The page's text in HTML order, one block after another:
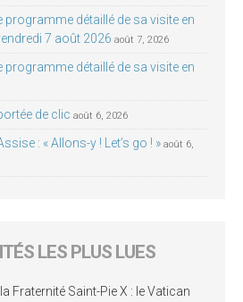
programme détaillé de sa visite en
7 août 2026 août 7, 2026
programme détaillé de sa visite en
de clic août 6, 2026
: « Allons-y ! Let’s go ! » août 6,
LES PLUS LUES
Fraternité Saint-Pie X : le Vatican